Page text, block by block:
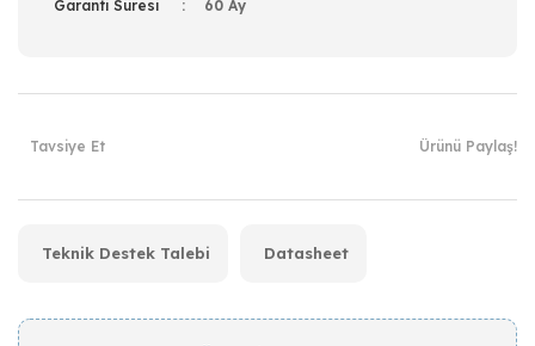
Garanti Süresi
60 Ay
Tavsiye Et Ürünü Paylaş!
Teknik Destek Talebi Datasheet